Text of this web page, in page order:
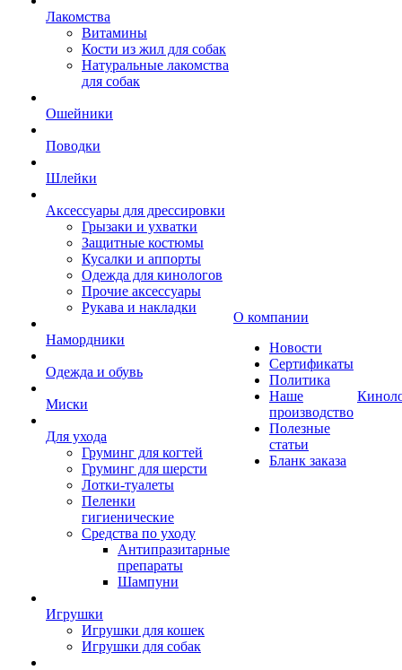
Лакомства
Витамины
Кости из жил для собак
Натуральные лакомства
для собак
Ошейники
Поводки
Шлейки
Аксессуары для дрессировки
Грызаки и ухватки
Защитные костюмы
Кусалки и аппорты
Одежда для кинологов
Прочие аксессуары
Рукава и накладки
Намордники
Одежда и обувь
Миски
Для ухода
Груминг для когтей
Груминг для шерсти
Лотки-туалеты
Пеленки
гигиенические
Средства по уходу
Антипразитарные
препараты
Шампуни
Игрушки
Игрушки для кошек
Игрушки для собак
О компании
Новости
Сертификаты
Политика
Наше
производство
Полезные
статьи
Бланк заказа